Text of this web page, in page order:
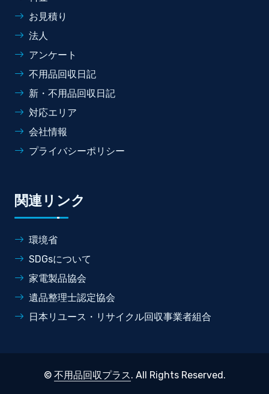
お見積り
法人
アンケート
不用品回収日記
新・不用品回収日記
対応エリア
会社情報
プライバシーポリシー
関連リンク
環境省
SDGsについて
家電製品協会
遺品整理士認定協会
日本リユース・リサイクル回収事業者組合
© 不用品回収プラス. All Rights Reserved.